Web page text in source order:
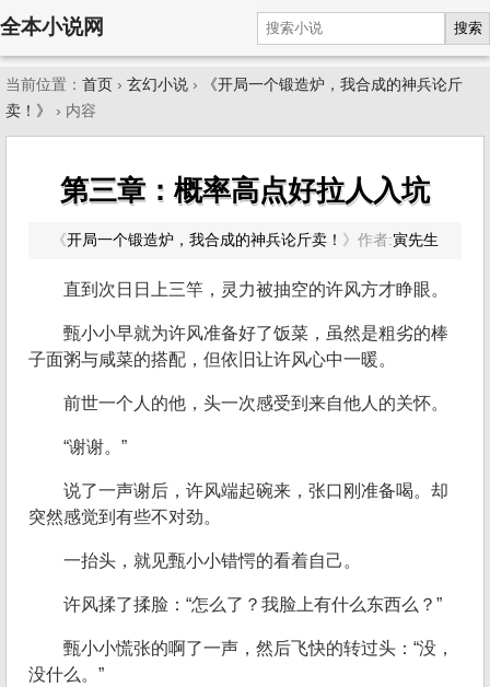
全本小说网 搜索
当前位置： 首页 › 玄幻小说 ›
《开局一个锻造炉，我合成的神兵论斤
卖！》
› 内容
第三章：概率高点好拉人入坑
《开局一个锻造炉，我合成的神兵论斤卖！ 》 作者:寅先生
直到次日日上三竿，灵力被抽空的许风方才睁眼。
甄小小早就为许风准备好了饭菜，虽然是粗劣的棒
子面粥与咸菜的搭配，但依旧让许风心中一暖。
前世一个人的他，头一次感受到来自他人的关怀。
“谢谢。”
说了一声谢后，许风端起碗来，张口刚准备喝。却
突然感觉到有些不对劲。
一抬头，就见甄小小错愕的看着自己。
许风揉了揉脸：“怎么了？我脸上有什么东西么？”
甄小小慌张的啊了一声，然后飞快的转过头：“没，
没什么。”